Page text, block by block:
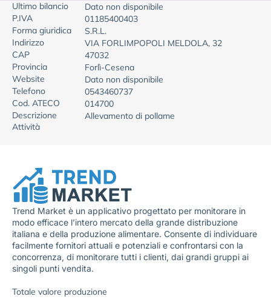
Ultimo bilancio
Dato non disponibile
P.IVA
01185400403
Forma giuridica
S.R.L.
Indirizzo
VIA FORLIMPOPOLI MELDOLA, 32
CAP
47032
Provincia
Forlì-Cesena
Website
Dato non disponibile
Telefono
0543460737
Cod. ATECO
014700
Descrizione
Attività
Allevamento di pollame
Trend Market è un applicativo progettato per monitorare in
modo efficace l’intero mercato della grande distribuzione
italiana e della produzione alimentare. Consente di individuare
facilmente fornitori attuali e potenziali e confrontarsi con la
concorrenza, di monitorare tutti i clienti, dai grandi gruppi ai
singoli punti vendita.
Totale valore produzione